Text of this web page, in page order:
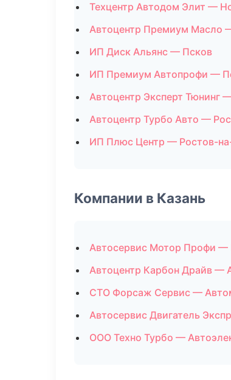
Техцентр Автодом Элит —
Автоцентр Премиум Масло
ИП Диск Альянс — Псков
ИП Премиум Автопрофи —
Автоцентр Эксперт Тюнинг
Автоцентр Турбо Авто —
ИП Плюс Центр — Ростов-
Компании в Казань
Автосервис Мотор Профи
Автоцентр Карбон Драйв —
СТО Форсаж Сервис —
Автосервис Двигатель
ООО Техно Турбо —